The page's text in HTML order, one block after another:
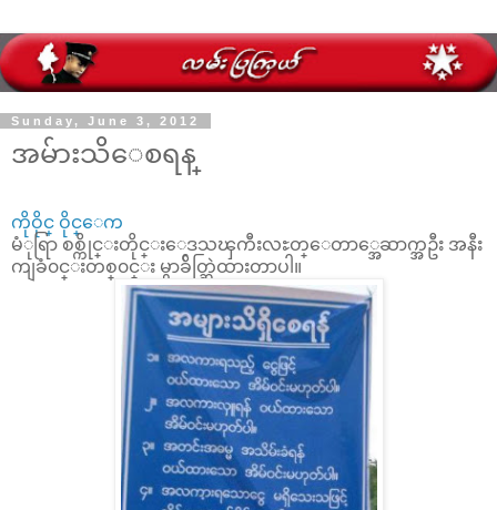
Sunday, June 3, 2012
အမ်ားသိေစရန္
ကိုဝိုင္ ဝိုင္ေက
မံုရြာ စစ္ကိုင္းတိုင္းေဒသၾကီးလႊတ္ေတာ္အေဆာက္အဦး အနီး
ကျခံ၀င္းတစ္၀င္း မွာခ်ိတ္ဆြဲထားတာပါ။